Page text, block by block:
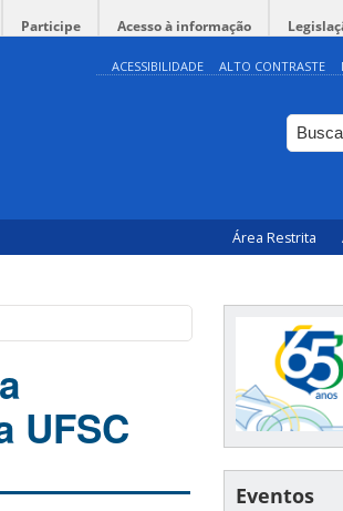
Participe Acesso à informação
ACESSIBILIDADE ALTO CONTRASTE
Área Restrita
UFSC
Eventos